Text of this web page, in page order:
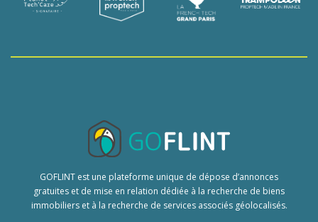
GOFLINT est une plateforme unique de dépose d’annonces
gratuites et de mise en relation dédiée à la recherche de biens
immobiliers et à la recherche de services associés géolocalisés.